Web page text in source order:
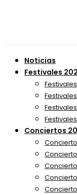
Noticias
Festivales
Conciertos